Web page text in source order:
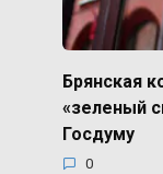
Брянская
«зеленый
Госдуму
0